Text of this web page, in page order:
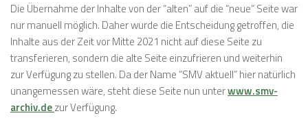
Die Übernahme der Inhalte von der “alten” auf die “neue” Seite war
nur manuell möglich. Daher wurde die Entscheidung getroffen, die
Inhalte aus der Zeit vor Mitte 2021 nicht auf diese Seite zu
transferieren, sondern die alte Seite einzufrieren und weiterhin
zur Verfügung zu stellen. Da der Name “SMV aktuell” hier natürlich
unangemessen wäre, steht diese Seite nun unterwww.smv-
archiv.dezur Verfügung.